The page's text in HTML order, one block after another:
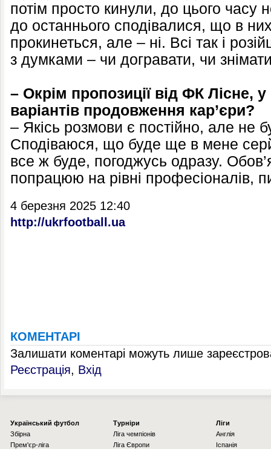
потім просто кинули, до цього часу
до останнього сподівалися, що в
прокинеться, але – ні. Всі так і
з думками – чи догравати, чи
– Окрім пропозиції від ФК Лісне,
варіантів продовження кар’єри?
– Якісь розмови є постійно, але не
Сподіваюся, що буде ще в мене
все ж буде, погоджусь одразу.
попрацюю на рівні професіоналів,
4 березня 2025 12:40
http://ukrfootball.ua
КОМЕНТАРІ
Залишати коментарі можуть лише
Реєстрація, Вхід
Українcький футбол
Збірна
Прем'єр-ліга
Турніри
Ліга чемпіонів
Ліга Європи
Ліги
Англія
Іспанія